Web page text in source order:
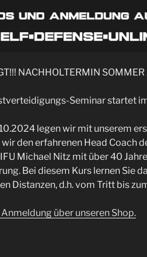
NACHHOLTERMIN
Seminar startet
legen wir mit unserem
den erfahrenen Head Coach
Michael Nitz mit über 40
Bei diesem Kurs lernen Sie
Distanzen, d.h. vom Tritt bis
über unseren Shop.